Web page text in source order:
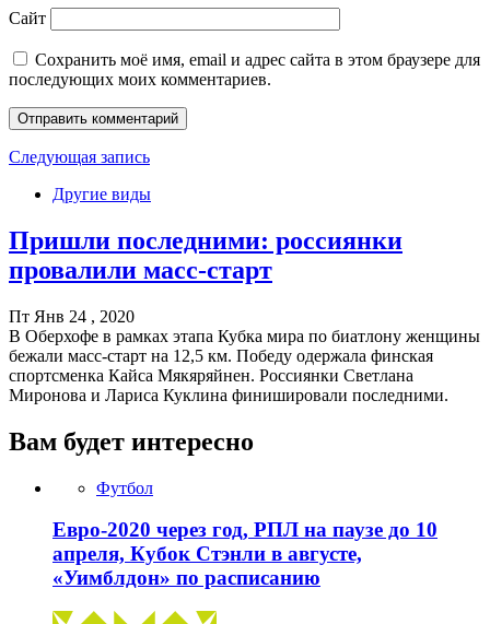
Сайт
Сохранить моё имя, email и адрес сайта в этом браузере для
последующих моих комментариев.
Следующая запись
Другие виды
Пришли последними: россиянки
провалили масс-старт
Пт Янв 24 , 2020
В Оберхофе в рамках этапа Кубка мира по биатлону женщины
бежали масс-старт на 12,5 км. Победу одержала финская
спортсменка Кайса Мякяряйнен. Россиянки Светлана
Миронова и Лариса Куклина финишировали последними.
Вам будет интересно
Футбол
Евро-2020 через год, РПЛ на паузе до 10
апреля, Кубок Стэнли в августе,
«Уимблдон» по расписанию